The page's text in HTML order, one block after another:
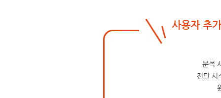
사용자 추
분석
진단 시